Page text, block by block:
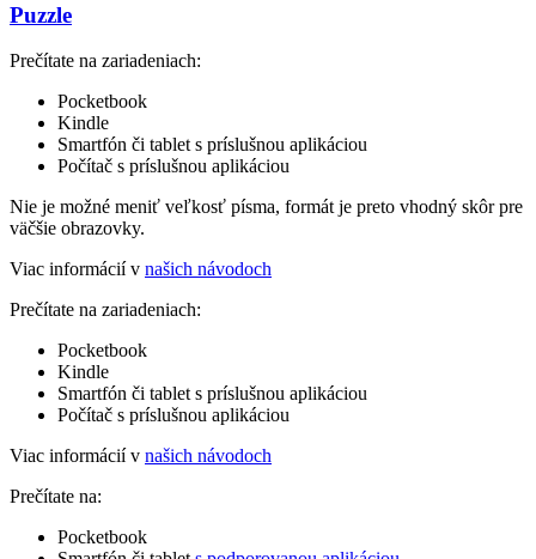
Puzzle
Prečítate na zariadeniach:
Pocketbook
Kindle
Smartfón či tablet s príslušnou aplikáciou
Počítač s príslušnou aplikáciou
Nie je možné meniť veľkosť písma, formát je preto vhodný skôr pre
väčšie obrazovky.
Viac informácií v našich návodoch
Prečítate na zariadeniach:
Pocketbook
Kindle
Smartfón či tablet s príslušnou aplikáciou
Počítač s príslušnou aplikáciou
Viac informácií v našich návodoch
Prečítate na:
Pocketbook